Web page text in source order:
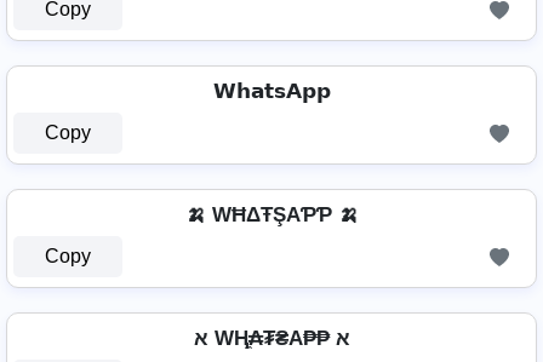
Copy
𝗪𝗵𝗮𝘁𝘀𝗔𝗽𝗽
Copy
🍌 WĦΔŦŞAƤƤ 🍌
Copy
א WⱧ̼₳₮₴A₱₱ א